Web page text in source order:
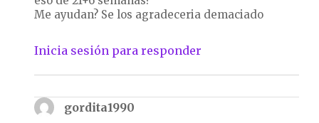
Me ayudan? Se los agradeceria demaciado
Inicia sesión para responder
gordita1990